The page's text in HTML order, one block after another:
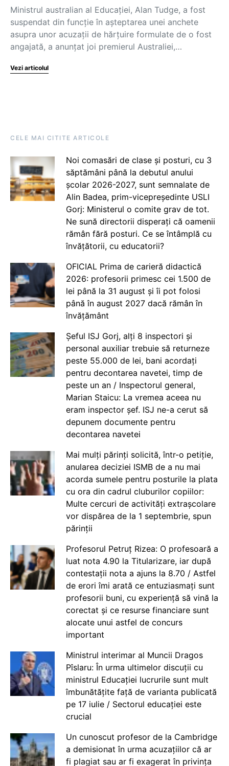
Ministrul australian al Educaţiei, Alan Tudge, a fost
suspendat din funcţie în aşteptarea unei anchete
asupra unor acuzaţii de hărţuire formulate de o fost
angajată, a anunţat joi premierul Australiei,…
Vezi articolul
CELE MAI CITITE ARTICOLE
Noi comasări de clase și posturi, cu 3
săptămâni până la debutul anului
școlar 2026-2027, sunt semnalate de
Alin Badea, prim-vicepreședinte USLI
Gorj: Ministerul o comite grav de tot.
Ne sună directorii disperați că oamenii
rămân fără posturi. Ce se întâmplă cu
învățătorii, cu educatorii?
OFICIAL Prima de carieră didactică
2026: profesorii primesc cei 1.500 de
lei până la 31 august și îi pot folosi
până în august 2027 dacă rămân în
învățământ
Șeful ISJ Gorj, alți 8 inspectori și
personal auxiliar trebuie să returneze
peste 55.000 de lei, bani acordați
pentru decontarea navetei, timp de
peste un an / Inspectorul general,
Marian Staicu: La vremea aceea nu
eram inspector șef. ISJ ne-a cerut să
depunem documente pentru
decontarea navetei
Mai mulți părinți solicită, într-o petiție,
anularea deciziei ISMB de a nu mai
acorda sumele pentru posturile la plata
cu ora din cadrul cluburilor copiilor:
Multe cercuri de activități extrașcolare
vor dispărea de la 1 septembrie, spun
părinții
Profesorul Petruț Rizea: O profesoară a
luat nota 4.90 la Titularizare, iar după
contestații nota a ajuns la 8.70 / Astfel
de erori îmi arată ce entuziasmați sunt
profesorii buni, cu experiență să vină la
corectat și ce resurse financiare sunt
alocate unui astfel de concurs
important
Ministrul interimar al Muncii Dragos
Pîslaru: În urma ultimelor discuții cu
ministrul Educației lucrurile sunt mult
îmbunătățite față de varianta publicată
pe 17 iulie / Sectorul educației este
crucial
Un cunoscut profesor de la Cambridge
a demisionat în urma acuzațiilor că ar
fi plagiat sau ar fi exagerat în privința